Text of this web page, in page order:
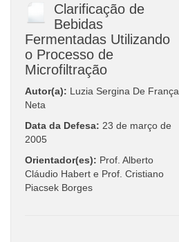
Clarificação de
Bebidas
Fermentadas Utilizando
o Processo de
Microfiltração
Autor(a): Luzia Sergina De França
Neta
Data da Defesa: 23 de março de
2005
Orientador(es): Prof. Alberto
Cláudio Habert e Prof. Cristiano
Piacsek Borges